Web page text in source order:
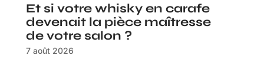
Et si votre whisky en carafe
devenait la pièce maîtresse
de votre salon ?
7 août 2026